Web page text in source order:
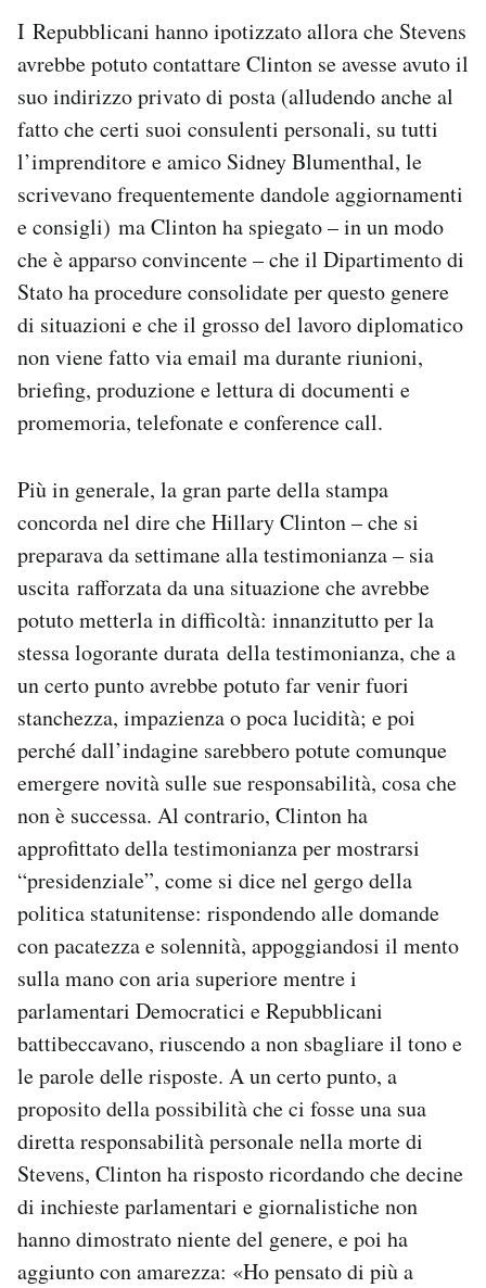
I Repubblicani hanno ipotizzato allora che Stevens
avrebbe potuto contattare Clinton se avesse avuto il
suo indirizzo privato di posta (alludendo anche al
fatto che certi suoi consulenti personali, su tutti
l’imprenditore e amico Sidney Blumenthal, le
scrivevano frequentemente dandole aggiornamenti
e consigli) ma Clinton ha spiegato – in un modo
che è apparso convincente – che il Dipartimento di
Stato ha procedure consolidate per questo genere
di situazioni e che il grosso del lavoro diplomatico
non viene fatto via email ma durante riunioni,
briefing, produzione e lettura di documenti e
promemoria, telefonate e conference call.
Più in generale, la gran parte della stampa
concorda nel dire che Hillary Clinton – che si
preparava da settimane alla testimonianza – sia
uscita rafforzata da una situazione che avrebbe
potuto metterla in difficoltà: innanzitutto per la
stessa logorante durata della testimonianza, che a
un certo punto avrebbe potuto far venir fuori
stanchezza, impazienza o poca lucidità; e poi
perché dall’indagine sarebbero potute comunque
emergere novità sulle sue responsabilità, cosa che
non è successa. Al contrario, Clinton ha
approfittato della testimonianza per mostrarsi
“presidenziale”, come si dice nel gergo della
politica statunitense: rispondendo alle domande
con pacatezza e solennità, appoggiandosi il mento
sulla mano con aria superiore mentre i
parlamentari Democratici e Repubblicani
battibeccavano, riuscendo a non sbagliare il tono e
le parole delle risposte. A un certo punto, a
proposito della possibilità che ci fosse una sua
diretta responsabilità personale nella morte di
Stevens, Clinton ha risposto ricordando che decine
di inchieste parlamentari e giornalistiche non
hanno dimostrato niente del genere, e poi ha
aggiunto con amarezza: «Ho pensato di più a